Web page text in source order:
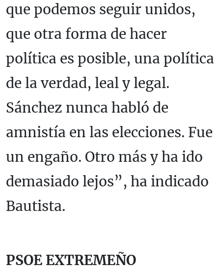
que podemos seguir unidos,
que otra forma de hacer
política es posible, una política
de la verdad, leal y legal.
Sánchez nunca habló de
amnistía en las elecciones. Fue
un engaño. Otro más y ha ido
demasiado lejos”, ha indicado
Bautista.
PSOE EXTREMEÑO